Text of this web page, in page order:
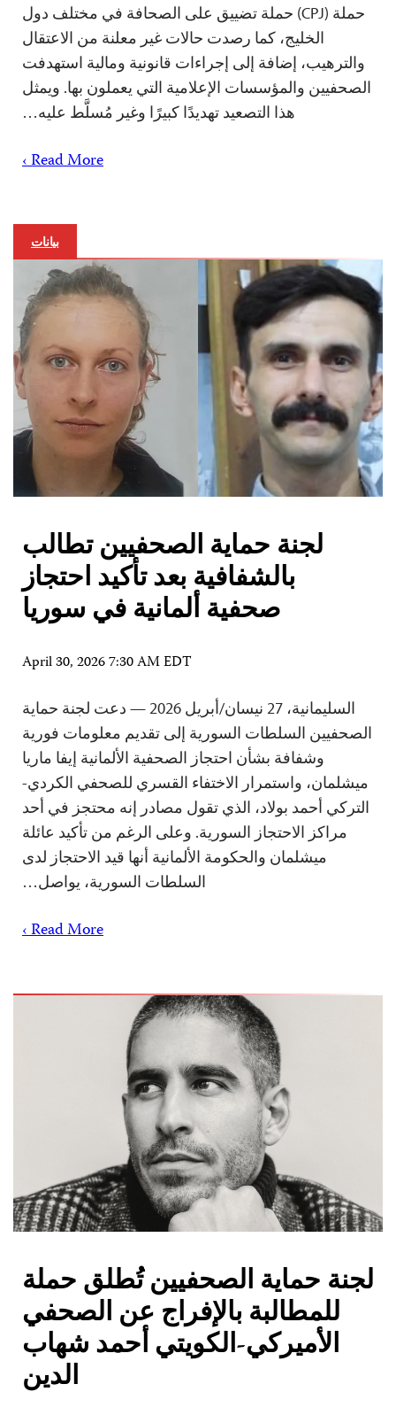
حملة (CPJ) حملة تضييق على الصحافة في مختلف دول
الخليج، كما رصدت حالات غير معلنة من الاعتقال
والترهيب، إضافة إلى إجراءات قانونية ومالية استهدفت
الصحفيين والمؤسسات الإعلامية التي يعملون بها. ويمثل
هذا التصعيد تهديدًا كبيرًا وغير مُسلَّط عليه…
Read More ›
بيانات
لجنة حماية الصحفيين تطالب
بالشفافية بعد تأكيد احتجاز
صحفية ألمانية في سوريا
April 30, 2026 7:30 AM EDT
السليمانية، 27 نيسان/أبريل 2026 — دعت لجنة حماية
الصحفيين السلطات السورية إلى تقديم معلومات فورية
وشفافة بشأن احتجاز الصحفية الألمانية إيفا ماريا
ميشلمان، واستمرار الاختفاء القسري للصحفي الكردي-
التركي أحمد بولاد، الذي تقول مصادر إنه محتجز في أحد
مراكز الاحتجاز السورية. وعلى الرغم من تأكيد عائلة
ميشلمان والحكومة الألمانية أنها قيد الاحتجاز لدى
السلطات السورية، يواصل…
Read More ›
لجنة حماية الصحفيين تُطلق حملة
للمطالبة بالإفراج عن الصحفي
الأميركي-الكويتي أحمد شهاب
الدين